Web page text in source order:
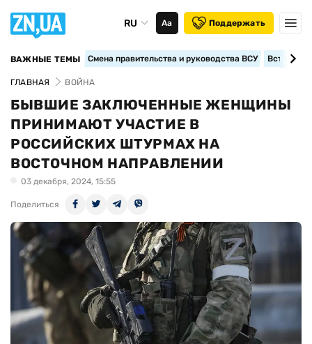
RU Аа Поддержать
ВАЖНЫЕ ТЕМЫ Смена правительства и руководства ВСУ
ГЛАВНАЯ ВОЙНА
БЫВШИЕ ЗАКЛЮЧЕННЫЕ ЖЕНЩИНЫ
ПРИНИМАЮТ УЧАСТИЕ В
РОССИЙСКИХ ШТУРМАХ НА
ВОСТОЧНОМ НАПРАВЛЕНИИ
03 декабря, 2024, 15:55
Поделиться